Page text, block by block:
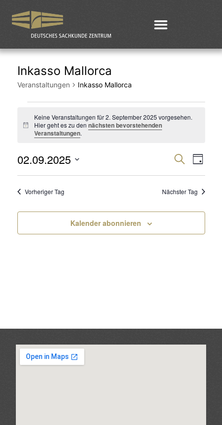
Inkasso Mallorca
Veranstaltungen Inkasso Mallorca
Hinweis
Keine Veranstaltungen für 2. September 2025 vorgesehen.
Hier geht es zu dennächsten bevorstehenden
Veranstaltungen.
und
SucheTag
02.09.2025
Datum
wählen.
Vorheriger Tag Nächster Tag
Kalender abonnieren